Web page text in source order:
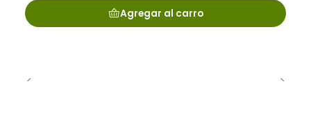
Agregar al carro